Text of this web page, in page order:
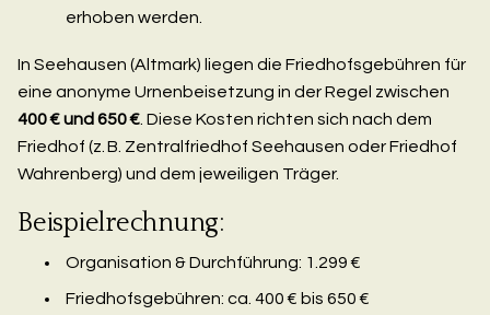
erhoben werden.
In Seehausen (Altmark) liegen die Friedhofsgebühren für
eine anonyme Urnenbeisetzung in der Regel zwischen
400 € und 650 € . Diese Kosten richten sich nach dem
Friedhof (z. B. Zentralfriedhof Seehausen oder Friedhof
Wahrenberg) und dem jeweiligen Träger.
Beispielrechnung:
Organisation & Durchführung: 1.299 €
Friedhofsgebühren: ca. 400 € bis 650 €